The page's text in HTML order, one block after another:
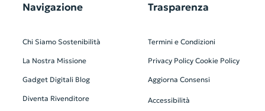
Navigazione
Chi Siamo Sostenibilità
La Nostra Missione
Gadget Digitali Blog
Diventa Rivenditore
Trasparenza
Termini e Condizioni
Privacy Policy Cookie Policy
Aggiorna Consensi
Accessibilità